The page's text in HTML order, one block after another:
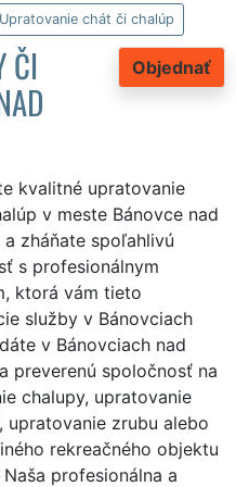
Upratovanie chát či chalúp
Objednať
ČI
kvalitné upratovanie
v meste Bánovce nad
a zháňate spoľahlivú
s profesionálnym
ktorá vám tieto
služby v Bánovciach
v Bánovciach nad
preverenú spoločnosť na
chalupy, upratovanie
zrubu alebo
rekreačného objektu
profesionálna a